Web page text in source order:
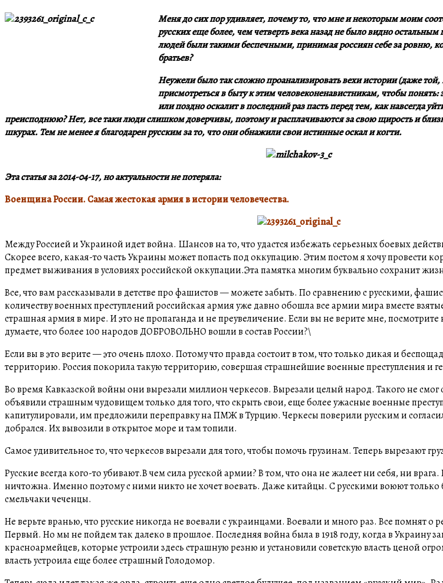
Меня до сих пор удивляет, почему то, что мне и некоторым моим
русских еще более, чем четверть века назад не было видно остальным
людей были такими беспечными, принимая россиян себе за ровню,
братьев?
Неужели было так сложно проанализировать вехи истории (даже той,
присмотреться в быту к этим человеконенавистникам, чтобы понять:
или поздно оскалит в последний раз пасть перед тем, как навсегда
преисподнюю? Нет, все таки люди слишком доверчивы, поэтому и расплачиваются за свою щирость и
шкурах. Тем не менее я благодарен русским за то, что они обнажили свои истинные оскал и когти.
Эта статья за 2014-04-17, но актуальности не потеряла:
Военщина России. Самая жестокая армия в истории человечества.
Между Россией и Украиной идет война. Шансов на то, что удастся избежать серьезных боевых
Скорее всего, какая-то часть Украины может попасть под оккупацию. Этим постом я хочу провести
предмет выживания в условиях российской оккупации.Эта памятка многим буквально сохранит
Все, что вам рассказывали в детстве про фашистов — можете забыть. По сравнению с русскими,
количеству военных преступлений российская армия уже давно обошла все армии мира вместе
страшная армия в мире. И это не пропаганда и не преувеличение. Если вы не верите мне,
думаете, что более 100 народов ДОБРОВОЛЬНО вошли в состав России?\
Если вы в это верите — это очень плохо. Потому что правда состоит в том, что только дикая и
территорию. Россия покорила такую территорию, совершая страшнейшие военные преступления и
Во время Кавказской войны они вырезали миллион черкесов. Вырезали целый народ. Такого не смог
объявили страшным чудовищем только для того, что скрыть свои, еще более ужасные военные
капитулировали, им предложили переправку на ПМЖ в Турцию. Черкесы поверили русским и
добрался. Их вывозили в открытое море и там топили.
Самое удивительное то, что черкесов вырезали для того, чтобы помочь грузинам. Теперь вырезают
Русские всегда кого-то убивают.В чем сила русской армии? В том, что она не жалеет ни себя, ни
ничтожна. Именно поэтому с ними никто не хочет воевать. Даже китайцы. С русскими воюют только
смельчаки чеченцы.
Не верьте вранью, что русские никогда не воевали с украинцами. Воевали и много раз. Все помнят о
Первый. Но мы не пойдем так далеко в прошлое. Последняя война была в 1918 году, когда в Украину
красноармейцев, которые устроили здесь страшную резню и установили советскую власть ценой
власть устроила еще более страшный Голодомор.